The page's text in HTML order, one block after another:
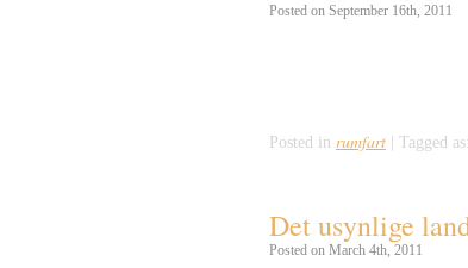
Posted on September 16th, 2011
Posted in rumfart Tagged as:
Det usynlige
Posted on March 4th, 2011